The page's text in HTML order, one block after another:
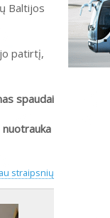
Baltijos
patirtį,
spaudai
nuotrauka
straipsnių